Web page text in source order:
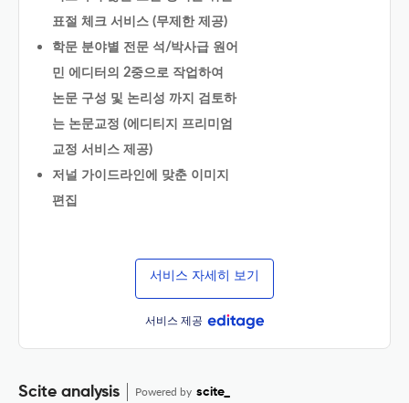
표절 체크 서비스 (무제한 제공)
학문 분야별 전문 석/박사급 원어
민 에디터의 2중으로 작업하여
논문 구성 및 논리성 까지 검토하
는 논문교정 (에디티지 프리미엄
교정 서비스 제공)
저널 가이드라인에 맞춘 이미지
편집
서비스 자세히 보기
서비스 제공
Scite analysis Powered by scite_